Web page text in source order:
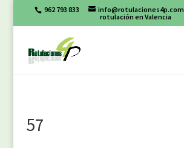
962 793 833 info@rotulaciones4p.com
rotulación en Valencia
57